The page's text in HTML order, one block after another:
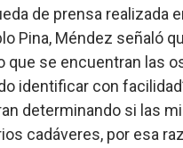
de prensa realizada
Pina, Méndez señaló
que se encuentran las
identificar con
determinando si las
cadáveres, por esa